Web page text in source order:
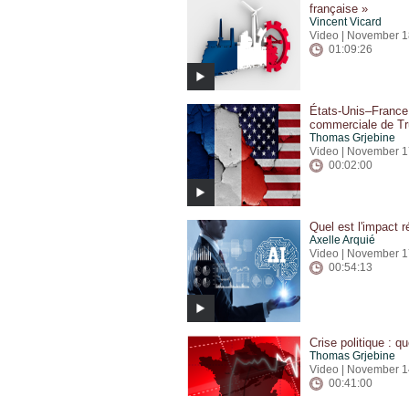
française »
Vincent Vicard
Video | November
01:09:26
États-
commerciale de
Thomas Grjebine
Video | November
00:02:00
Quel est l'impact
Axelle Arquié
Video | November
00:54:13
Crise politique :
Thomas Grjebine
Video | November
00:41:00